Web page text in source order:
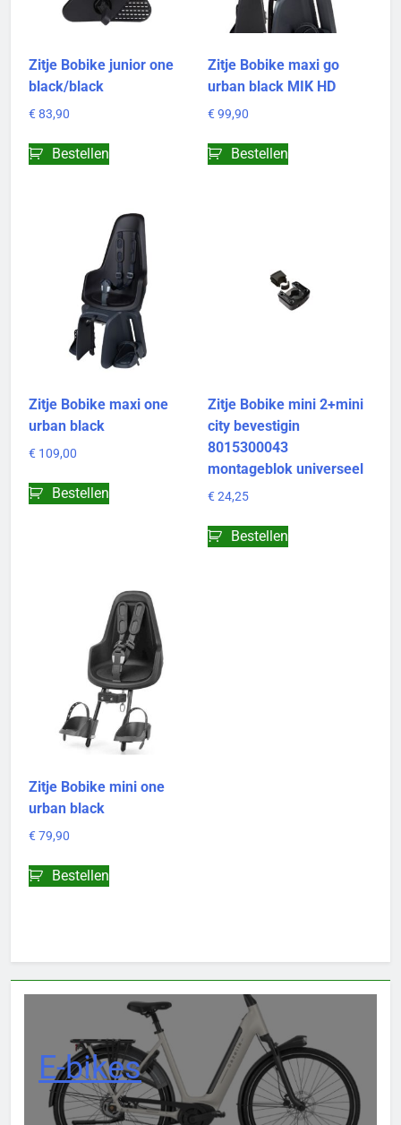
Zitje Bobike junior one
black/black
€ 83,90
Bestellen
Zitje Bobike maxi go
urban black MIK HD
€ 99,90
Bestellen
Zitje Bobike maxi one
urban black
€ 109,00
Bestellen
Zitje Bobike mini 2+mini
city bevestigin
8015300043
montageblok universeel
€ 24,25
Bestellen
Zitje Bobike mini one
urban black
€ 79,90
Bestellen
E-bikes